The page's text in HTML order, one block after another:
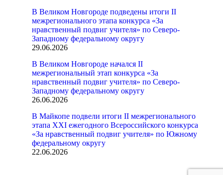
В Великом Новгороде подведены итоги II
межрегионального этапа конкурса «За
нравственный подвиг учителя» по Северо-
Западному федеральному округу
29.06.2026
В Великом Новгороде начался II
межрегиональный этап конкурса «За
нравственный подвиг учителя» по Северо-
Западному федеральному округу
26.06.2026
В Майкопе подвели итоги II межрегионального
этапа XXI ежегодного Всероссийского конкурса
«За нравственный подвиг учителя» по Южному
федеральному округу
22.06.2026